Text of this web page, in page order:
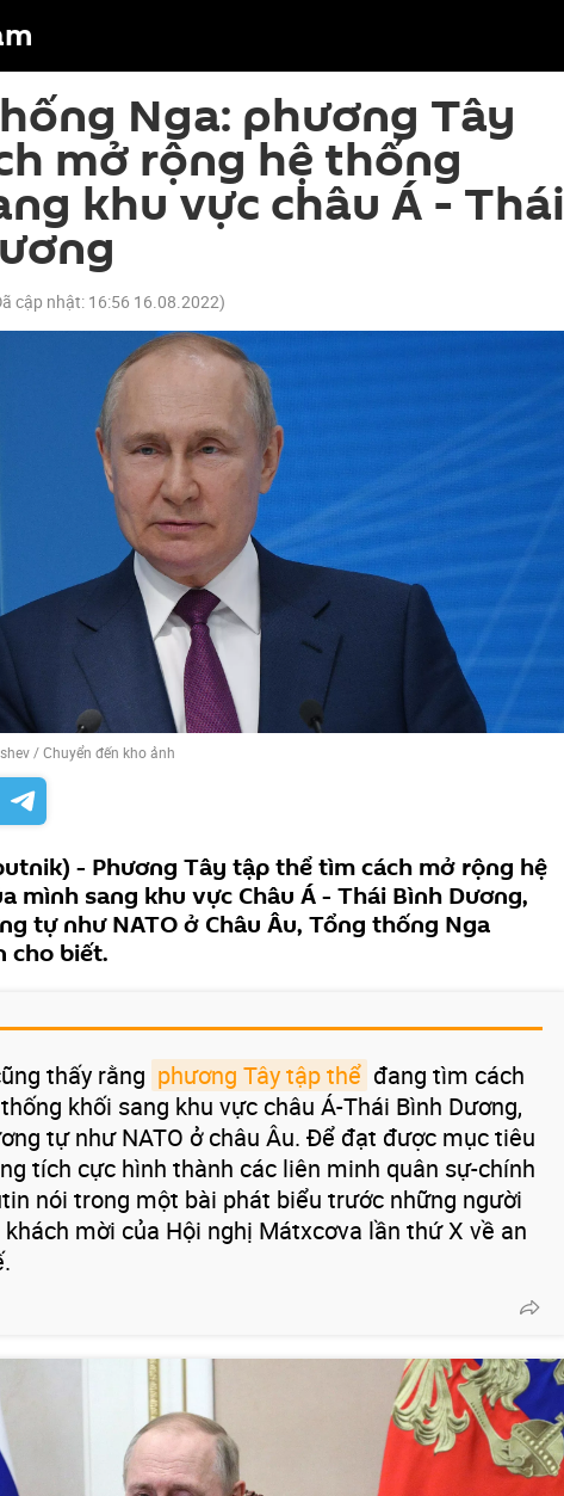
Nga: phương Tây
mở rộng hệ thống
khu vực châu Á - Thái
cập nhật: 16:56 16.08.2022)
/Chuyển đến kho ảnh
- Phương Tây tập thể tìm cách mở rộng hệ
mình sang khu vực Châu Á - Thái Bình Dương,
tự như NATO ở Châu Âu, Tổng thống Nga
cho biết.
thấy rằng phương Tây tập thể đang tìm cách
khối sang khu vực châu Á-Thái Bình Dương,
tự như NATO ở châu Âu. Để đạt được mục tiêu
tích cực hình thành các liên minh quân sự-chính
nói trong một bài phát biểu trước những người
mời của Hội nghị Mátxcơva lần thứ X về an